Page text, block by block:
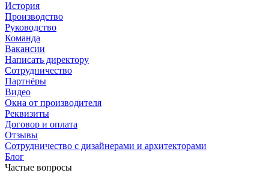
История
Производство
Руководство
Команда
Вакансии
Написать директору
Сотрудничество
Партнёры
Видео
Окна от производителя
Реквизиты
Договор и оплата
Отзывы
Сотрудничество с дизайнерами и архитекторами
Блог
Частые вопросы